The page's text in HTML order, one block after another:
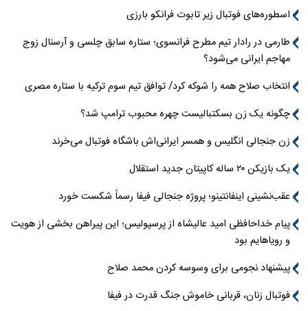
اسطوره‌های فوتبال زیر تابوت فرانکو بارزی
طارمی در رادار تیم مطرح فرانسوی؛ ستاره سابق چلسی و آرسنال زوج
مهاجم ایرانی می‌شود؟
انتخاب صلاح همه را شوکه کرد/ توافق تیم سوم ترکیه با ستاره مصری
چگونه یک زن بسکتبالیست چهره محبوب ترامپ شد؟
زن جنجالی انگلیس و همسر ایرانی‌اش باشگاه فوتبال می‌خرند
یک بازیکن ۲۰ ساله کاپیتان جدید استقلال
عقب‌نشینی اینفانتینو؛ پروژه جنجالی فیفا رسماً شکست خورد
پیام خداحافظی امید عالیشاه از پرسپولیس؛ این پیراهن بخشی از هویت
و رویاهایم بود
پیشنهاد نجومی برای وسوسه کردن محمد صلاح
فوتبال زنان، قربانی خاموش جنگ قدرت در فیفا